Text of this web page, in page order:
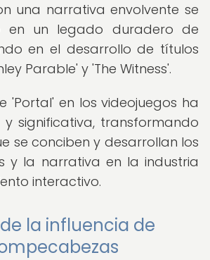
una narrativa envolvente se
en un legado duradero de
en el desarrollo de títulos
Parable' y 'The Witness'.
'Portal' en los videojuegos ha
significativa, transformando
se conciben y desarrollan los
y la narrativa en la industria
interactivo.
la influencia de